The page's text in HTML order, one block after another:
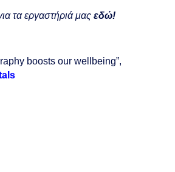
τα εργαστήριά μαςεδώ!
boosts our wellbeing”,